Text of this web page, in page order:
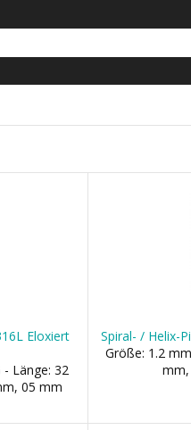
Eloxiert
Länge: 32
05 mm
Spiral- / Helix-
Größe: 1.2